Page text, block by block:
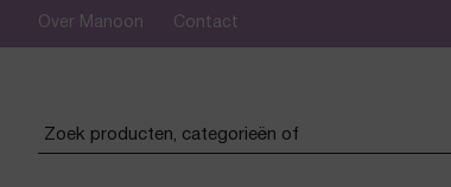
Over Manoon Contact